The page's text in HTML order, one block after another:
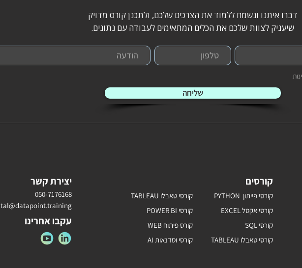
דברו איתנו ונשמח ללמוד את הצרכים שלכם, ולתכנן קורס מדויק
שיעניק לצוות שלכם את הכלים המתאימים לעבודה עם נתונים.
שליחה
יצירת קשר
050-7176168
tal@datapoint.training
עקבו אחרינו
קורסים
קורסי פייתון PYTHON
קורסי אקסל EXCEL
קורסי SQL
קורסי טאבלו TABLEAU
קורסי טאבלו TABLEAU
קורסי POWER BI
קורס פיתוח WEB
קורסי וסדנאות AI